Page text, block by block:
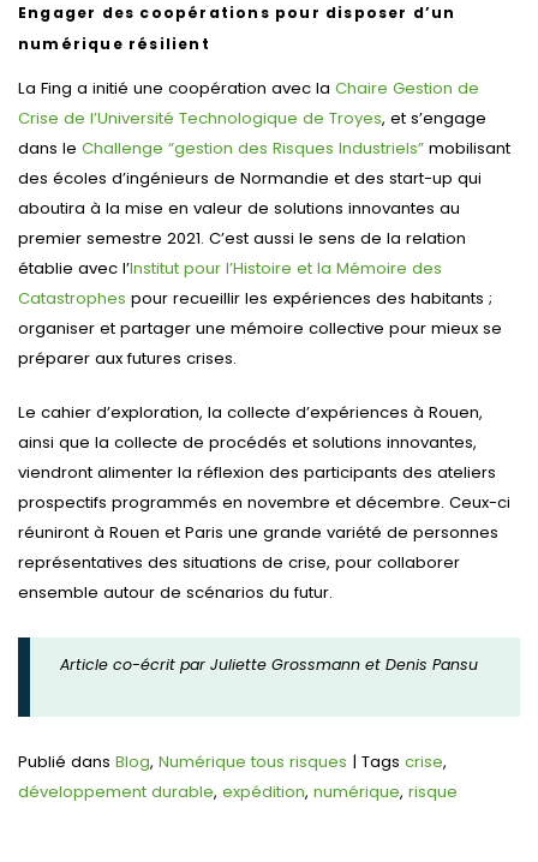
Engager des coopérations pour disposer d’un
numérique résilient
La Fing a initié une coopération avec la Chaire Gestion de
Crise de l’Université Technologique de Troyes, et s’engage
dans le Challenge “gestion des Risques Industriels” mobilisant
des écoles d’ingénieurs de Normandie et des start-up qui
aboutira à la mise en valeur de solutions innovantes au
premier semestre 2021. C’est aussi le sens de la relation
établie avec l’Institut pour l’Histoire et la Mémoire des
Catastrophes pour recueillir les expériences des habitants ;
organiser et partager une mémoire collective pour mieux se
préparer aux futures crises.
Le cahier d’exploration, la collecte d’expériences à Rouen,
ainsi que la collecte de procédés et solutions innovantes,
viendront alimenter la réflexion des participants des ateliers
prospectifs programmés en novembre et décembre. Ceux-ci
réuniront à Rouen et Paris une grande variété de personnes
représentatives des situations de crise, pour collaborer
ensemble autour de scénarios du futur.
Article co-écrit par Juliette Grossmann et Denis Pansu
Publié dans Blog, Numérique tous risques | Tags crise,
développement durable, expédition, numérique, risque